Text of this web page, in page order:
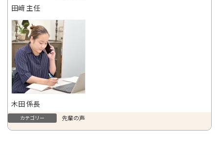
田﨑 主任
木田 係長
カテゴリー 先輩の声